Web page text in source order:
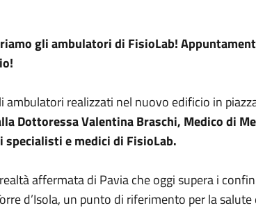
gli ambulatori di FisioLab!
ambulatori realizzati nel nuovo edificio in
Dottoressa Valentina Braschi, Medico di
e medici di FisioLab.
affermata di Pavia che oggi supera i
d’Isola, un punto di riferimento per la